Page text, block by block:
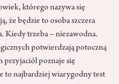
którego nazywa się
że będzie to osoba szczera
Kiedy trzeba – niezawodna.
potwierdzają potoczną
przyjaciół poznaje się
to najbardziej wiarygodny test